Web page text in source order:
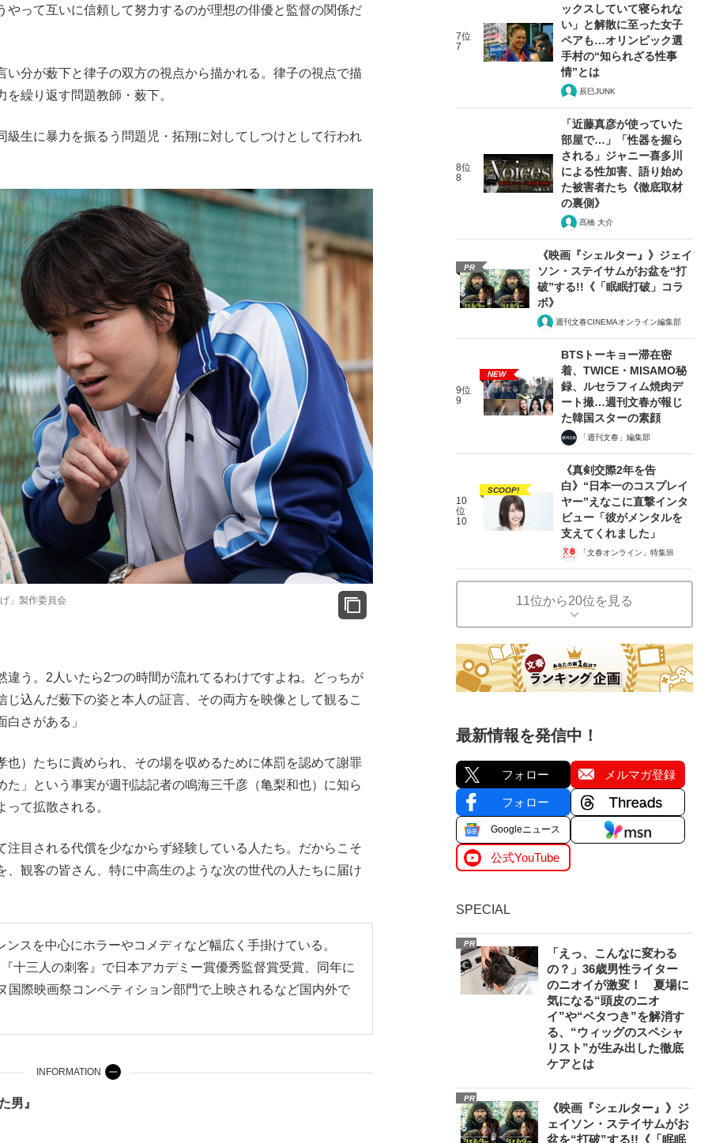
やって互いに信頼して努力するのが理想の俳優と監督の関係だ
分が薮下と律子の双方の視点から描かれる。律子の視点で描
繰り返す問題教師・薮下。
生に暴力を振るう問題児・拓翔に対してしつけとして行われ
」製作委員会
違う。2人いたら2つの時間が流れてるわけですよね。どっちが
込んだ薮下の姿と本人の証言、その両方を映像として観るこ
さがある」
）たちに責められ、その場を収めるために体罰を認めて謝罪
」という事実が週刊誌記者の鳴海三千彦（亀梨和也）に知ら
て拡散される。
注目される代償を少なからず経験している人たち。だからこそ
、観客の皆さん、特に中高生のような次の世代の人たちに届け
スを中心にホラーやコメディなど幅広く手掛けている。
十三人の刺客』で日本アカデミー賞優秀監督賞受賞、同年に
国際映画祭コンペティション部門で上映されるなど国内外で
INFORMATION
男』
7位
7
ックスしていて寝られな
い」と解散に至った女子
ペアも…オリンピック選
手村の“知られざる性事
情”とは
辰巳JUNK
8位
8
「近藤真彦が使っていた
部屋で…」「性器を握ら
される」ジャニー喜多川
による性加害、語り始め
た被害者たち《徹底取材
の裏側》
髙橋 大介
PR
《映画『シェルター』》ジェイ
ソン・ステイサムがお盆を“打
破”する!!《「眠眠打破」コラ
ボ》
週刊文春CINEMAオンライン編集部
9位
9
NEW
BTSトーキョー滞在密
着、TWICE・MISAMO秘
録、ルセラフィム焼肉デ
ート撮…週刊文春が報じ
た韓国スターの素顔
「週刊文春」編集部
10
位
10
SCOOP!
《真剣交際2年を告
白》“日本一のコスプレイ
ヤー”えなこに直撃インタ
ビュー「彼がメンタルを
支えてくれました」
「文春オンライン」特集班
11位から20位を見る
最新情報を発信中！
フォロー メルマガ登録
フォロー
Googleニュース
公式YouTube
SPECIAL
PR
「えっ、こんなに変わる
の？」36歳男性ライター
のニオイが激変！ 夏場に
気になる“頭皮のニオ
イ”や“ベタつき”を解消す
る、“ウィッグのスペシャ
リスト”が生み出した徹底
ケアとは
PR
《映画『シェルター』》ジ
ェイソン・ステイサムがお
盆を“打破”する!!《「眠眠